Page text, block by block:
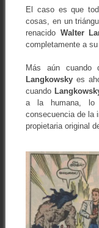
El caso es que
cosas, en un
renacido Walter
completamente a su
Más aún cuando
Langkowskyes
cuando
a la humana, lo
consecuencia de la
propietaria original